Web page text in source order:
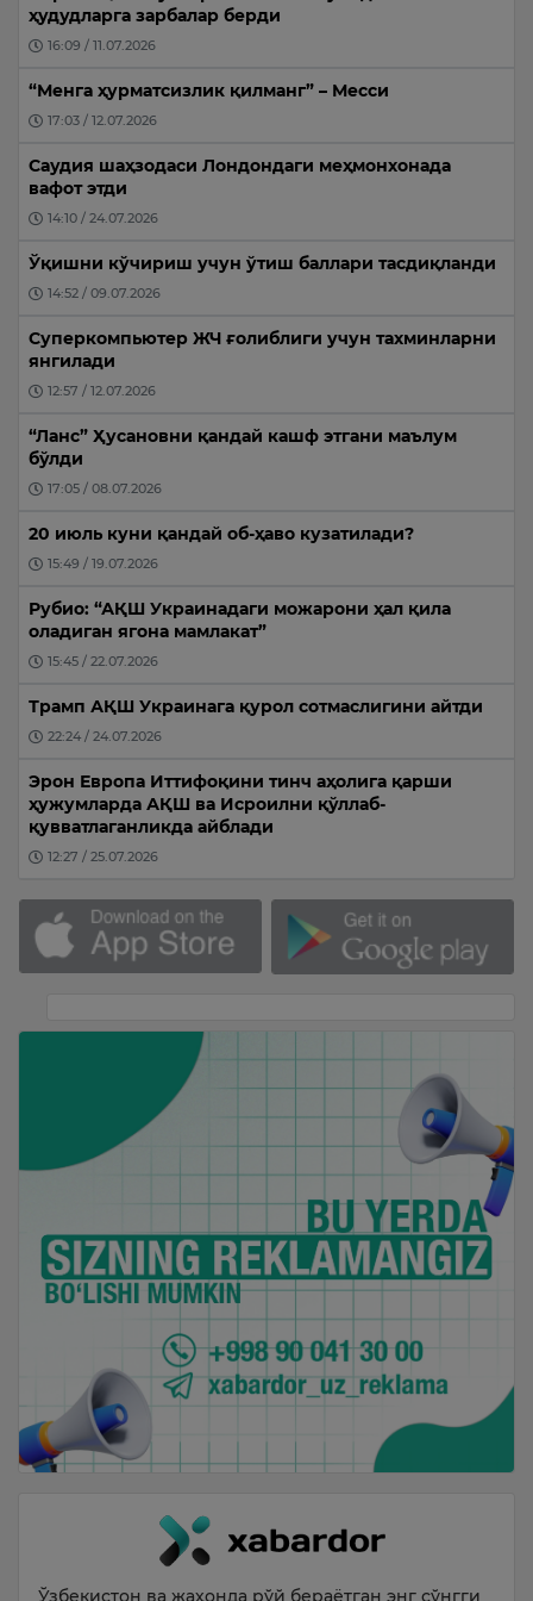
ҳудудларга зарбалар берди
16:09 / 11.07.2026
“Менга ҳурматсизлик қилманг” – Месси
17:03 / 12.07.2026
Саудия шаҳзодаси Лондондаги меҳмонхонада
вафот этди
14:10 / 24.07.2026
Ўқишни кўчириш учун ўтиш баллари тасдиқланди
14:52 / 09.07.2026
Суперкомпьютер ЖЧ ғолиблиги учун тахминларни
янгилади
12:57 / 12.07.2026
“Ланс” Ҳусановни қандай кашф этгани маълум
бўлди
17:05 / 08.07.2026
20 июль куни қандай об-ҳаво кузатилади?
15:49 / 19.07.2026
Рубио: “АҚШ Украинадаги можарони ҳал қила
оладиган ягона мамлакат”
15:45 / 22.07.2026
Трамп АҚШ Украинага қурол сотмаслигини айтди
22:24 / 24.07.2026
Эрон Европа Иттифоқини тинч аҳолига қарши
ҳужумларда АҚШ ва Исроилни қўллаб-
қувватлаганликда айблади
12:27 / 25.07.2026